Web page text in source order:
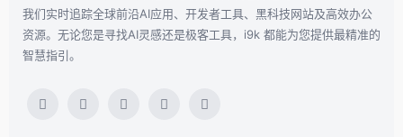
我们实时追踪全球前沿AI应用、开发者工具、黑科技网站及高效办公
资源。无论您是寻找AI灵感还是极客工具，i9k 都能为您提供最精准的
智慧指引。